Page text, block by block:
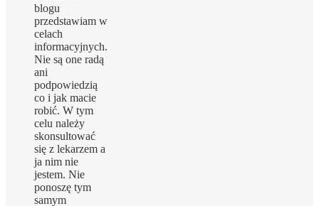
blogu
przedstawiam w
celach
informacyjnych.
Nie są one radą
ani
podpowiedzią
co i jak macie
robić. W tym
celu należy
skonsultować
się z lekarzem a
ja nim nie
jestem. Nie
ponoszę tym
samym